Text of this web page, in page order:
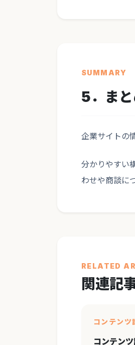
SUMMARY
5．ま
企業サイトの
分かりやすい
わせや商談に
RELATED
関連記
コンテンツ
コンテン